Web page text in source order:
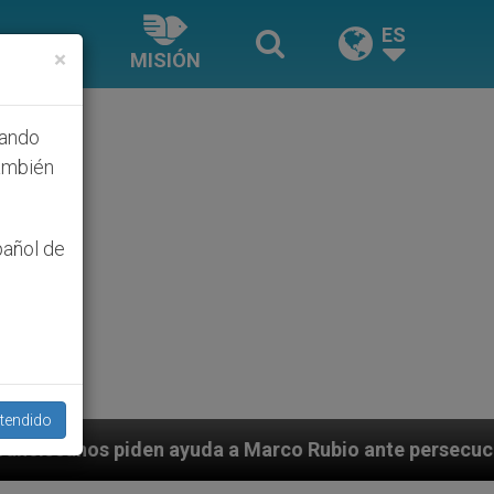
MISIÓN
ES
a Marco Rubio ante persecución de colonos
×
de